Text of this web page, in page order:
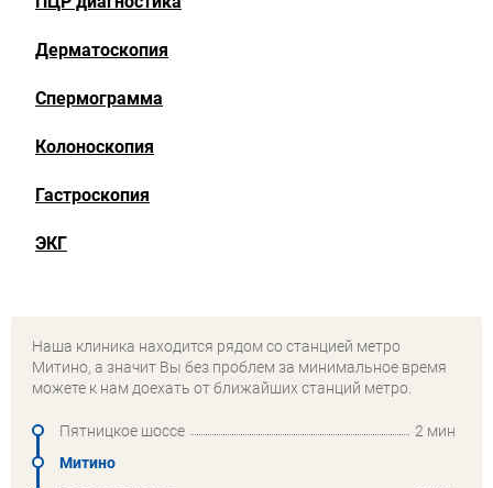
Дерматоскопия
Спермограмма
Колоноскопия
Гастроскопия
ЭКГ
Наша клиника находится рядом со станцией метро
Митино, а значит Вы без проблем за минимальное время
можете к нам доехать от ближайших станций метро.
Пятницкое шоссе
2 мин
Митино